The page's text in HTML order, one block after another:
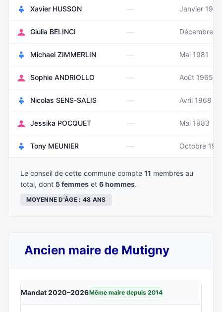
Xavier HUSSON — Janvier 1963
Giulia BELINCI — Décembre
Michael ZIMMERLIN — Mai 1981
Sophie ANDRIOLLO — Août 1965
Nicolas SENS-SALIS — Avril 1968
Jessika POCQUET — Mai 1983
Tony MEUNIER — Octobre
Le conseil de cette commune compte 11 membres au
total, dont 5 femmes et 6 hommes.
MOYENNE D'ÂGE : 48 ANS
Ancien maire de Mutigny
Mandat 2020–2026Même maire depuis 2014